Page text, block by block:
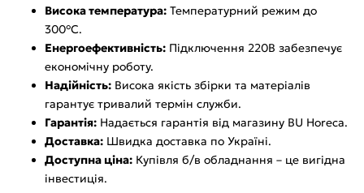
Висока температура: Температурний режим до
300°C.
Енергоефективність: Підключення 220В забезпечує
економічну роботу.
Надійність: Висока якість збірки та матеріалів
гарантує тривалий термін служби.
Гарантія: Надається гарантія від магазину BU Horeca.
Доставка: Швидка доставка по Україні.
Доступна ціна: Купівля б/в обладнання – це вигідна
інвестиція.